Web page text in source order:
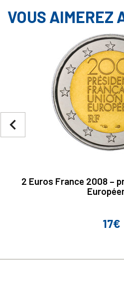
VOUS AIMEREZ
2 Euros France 2008 –
Prix
17€
navigate_before